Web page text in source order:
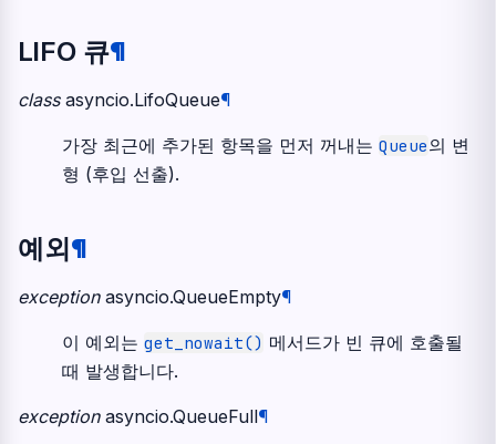
LIFO 큐¶
class asyncio.LifoQueue¶
가장 최근에 추가된 항목을 먼저 꺼내는 Queue의 변
형 (후입 선출).
예외¶
exception asyncio.QueueEmpty¶
이 예외는 get_nowait() 메서드가 빈 큐에 호출될
때 발생합니다.
exception asyncio.QueueFull¶